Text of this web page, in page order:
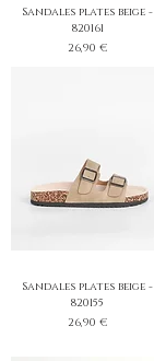
Sandales plates beige -
820161
Prix
26,90 €
Sandales plates beige -
820155
Prix
26,90 €